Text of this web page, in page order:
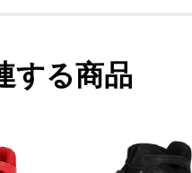
する商品